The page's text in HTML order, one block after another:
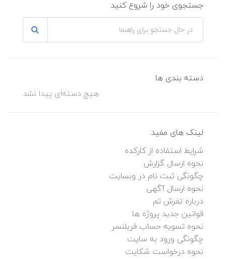
جستجوی خود را شروع کنید
دسته بندی ها
هیچ دسته‌ای پیدا نشد
لینک های مفید
شرایط استفاده از کارکده
نحوه ارسال گزارش
چگونگی ثبت نام در وبسایت
نحوه ارسال آگهی
درباره تفرش تم
قوانین جدید پروژه ها
نحوه تسویه حساب فریلنسر
چگونگی ورود به سایت
نحوه درخواست شکایت